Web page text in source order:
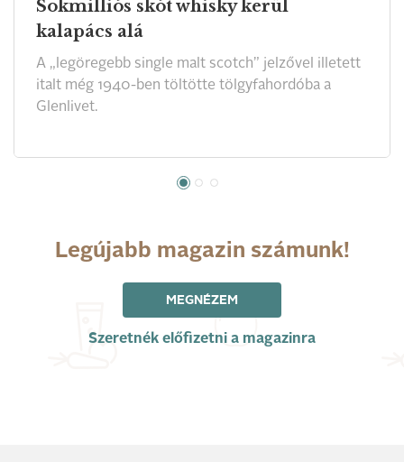
Sokmilliós skót whisky kerül
kalapács alá
A „legöregebb single malt scotch” jelzővel illetett
italt még 1940-ben töltötte tölgyfahordóba a
Glenlivet.
Legújabb magazin számunk!
MEGNÉZEM
Szeretnék előfizetni a magazinra